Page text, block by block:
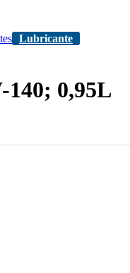
Lubricante
0,95L